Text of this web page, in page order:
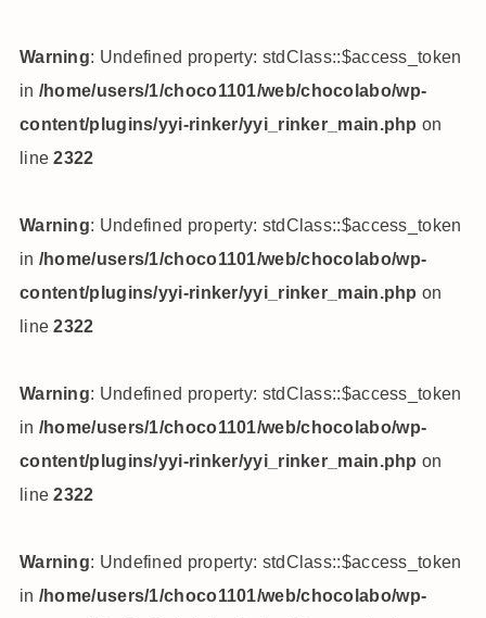
Warning: Undefined property: stdClass::$access_token
in /home/users/1/choco1101/web/chocolabo/wp-
content/plugins/yyi-rinker/yyi_rinker_main.php on
line2322
Warning: Undefined property: stdClass::$access_token
in /home/users/1/choco1101/web/chocolabo/wp-
content/plugins/yyi-rinker/yyi_rinker_main.php on
line2322
Warning: Undefined property: stdClass::$access_token
in /home/users/1/choco1101/web/chocolabo/wp-
content/plugins/yyi-rinker/yyi_rinker_main.php on
line2322
Warning: Undefined property: stdClass::$access_token
in /home/users/1/choco1101/web/chocolabo/wp-